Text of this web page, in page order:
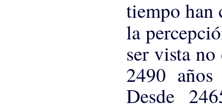
tiempo han
la
ser vista
2490
Desde